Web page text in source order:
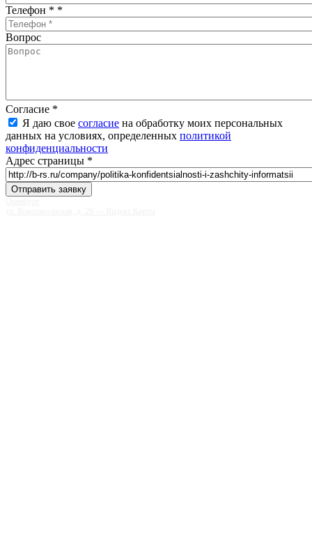
Телефон * *
Вопрос
Согласие *
Я даю свое согласие на обработку моих персональных
данных на условиях, определенных политикой
конфиденциальности
Адрес страницы *